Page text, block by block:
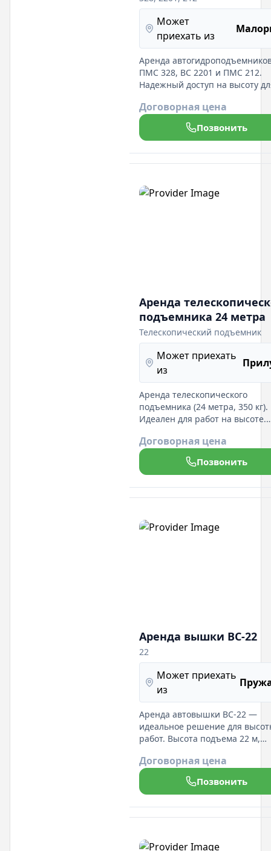
Может
приехать из
Аренда
ПМС 328, ВС 2201 и ПМС 212.
Надежный доступ на высоту
Опытные операторы
безопасность и
Договорная цена
Позвонить
Аренда
подъемника 24 метра
Телескопический подъемник
Может приехать
из
Аренда телескопического
подъемника (24 метра, 350 кг).
Идеален для работ на высоте.
профессиональные услуги!
Договорная цена
Позвонить
Аренда вышки ВС-22
22
Может приехать
из
Аренда автовышки ВС-22 —
идеальное решение для
работ. Высота подъема 22 м,
обслуживания. Опытные
гарантируют безопасность и
эффективность.
Договорная цена
Позвонить